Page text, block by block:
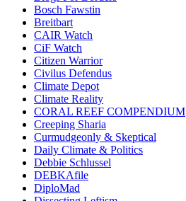
Bosch Fawstin
Breitbart
CAIR Watch
CiF Watch
Citizen Warrior
Civilus Defendus
Climate Depot
Climate Reality
CORAL REEF COMPENDIUM
Creeping Sharia
Curmudgeonly & Skeptical
Daily Climate & Politics
Debbie Schlussel
DEBKAfile
DiploMad